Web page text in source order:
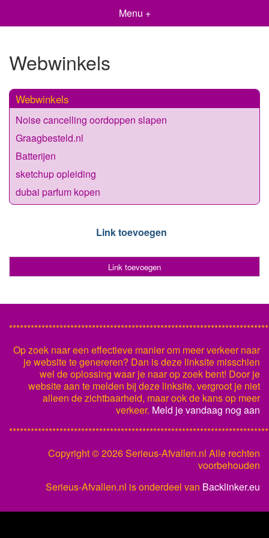
Menu +
Webwinkels
Webwinkels
Noise cancelling oordoppen slapen
Graagbesteld.nl
Batterijen
sketchup opleiding
dubai parfum kopen
Link toevoegen
Link toevoegen
Op zoek naar een effectieve manier om meer verkeer naar
je website te genereren? Dan is deze linksite misschien
wel de oplossing waar je naar op zoek bent! Door je
website aan te melden bij deze linksite, vergroot je niet
alleen de zichtbaarheid, maar ook de kans op meer
verkeer. Meld je vandaag nog aan
Copyright ©2026 Serieus-Afvallen.nl Alle rechten
voorbehouden
Serieus-Afvallen.nl is onderdeel van Backlinker.eu